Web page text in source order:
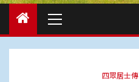
Menu
四眾居士傳